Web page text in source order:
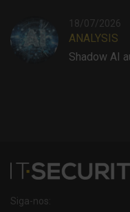
18/07/2026
ANALYSIS
Shadow AI
Siga-nos: